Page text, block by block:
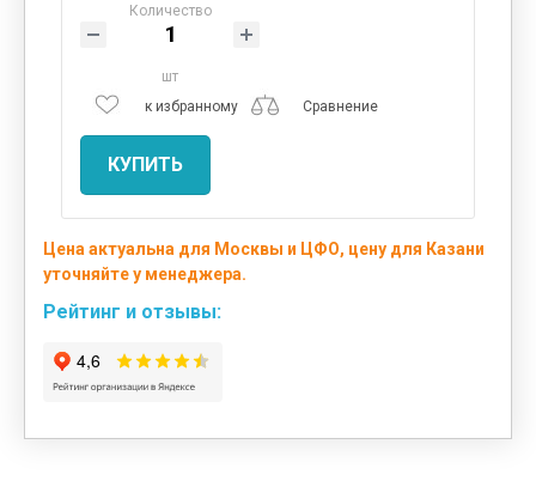
Количество
шт
к избранному
Сравнение
КУПИТЬ
Цена актуальна для Москвы и ЦФО, цену для Казани
уточняйте у менеджера.
Рейтинг и отзывы: